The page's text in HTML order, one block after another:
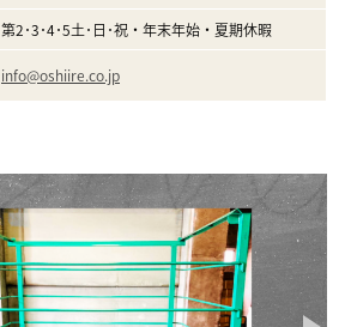
第2･3･4･5土･日･祝・年末年始・夏期休暇
info@oshiire.co.jp